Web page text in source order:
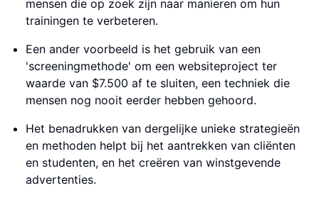
mensen die op zoek zijn naar manieren om hun
trainingen te verbeteren.
Een ander voorbeeld is het gebruik van een
'screeningmethode' om een websiteproject ter
waarde van $7.500 af te sluiten, een techniek die
mensen nog nooit eerder hebben gehoord.
Het benadrukken van dergelijke unieke strategieën
en methoden helpt bij het aantrekken van cliënten
en studenten, en het creëren van winstgevende
advertenties.